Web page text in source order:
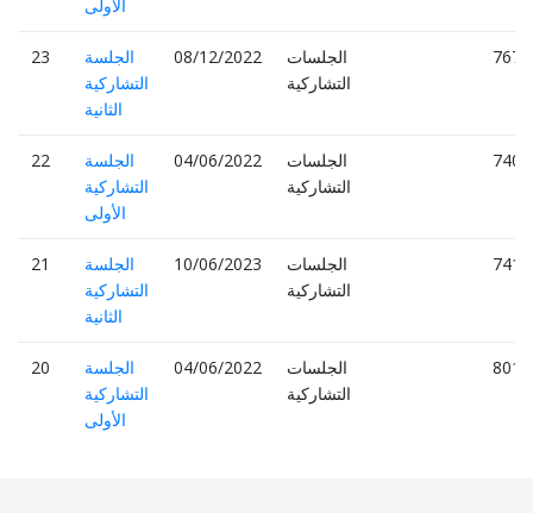
الأولى
23
الجلسة
التشاركية
الثانية
08/12/2022
الجلسات
التشاركية
7670
22
الجلسة
التشاركية
الأولى
04/06/2022
الجلسات
التشاركية
7405
21
الجلسة
التشاركية
الثانية
10/06/2023
الجلسات
التشاركية
7412
20
الجلسة
التشاركية
الأولى
04/06/2022
الجلسات
التشاركية
8018